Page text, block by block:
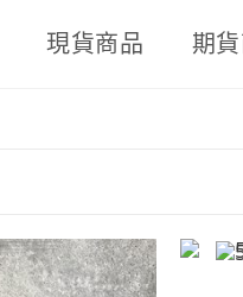
現貨商品 期